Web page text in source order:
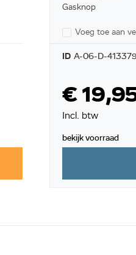
Gasknop
Voeg toe aan
ID A-06-D-413379
€
Incl. btw
bekijk voorraad